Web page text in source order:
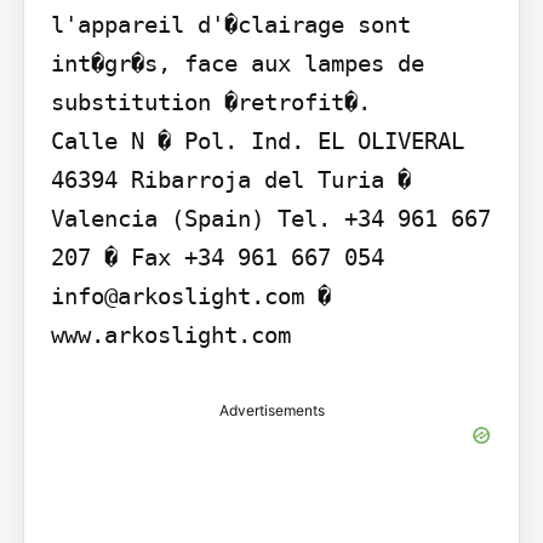
l'appareil d'�clairage sont
int�gr�s, face aux lampes de
substitution �retrofit�.
Calle N � Pol. Ind. EL OLIVERAL
46394 Ribarroja del Turia �
Valencia (Spain) Tel. +34 961 667
207 � Fax +34 961 667 054
info@arkoslight.com �
www.arkoslight.com
Advertisements